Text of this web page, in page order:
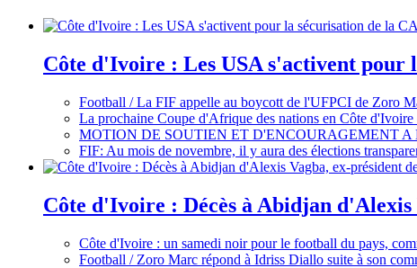
Côte d'Ivoire : Les USA s'activent pour
Football / La FIF appelle au boycott de l'UFPCI de Zoro
La prochaine Coupe d'Afrique des nations en Côte
MOTION DE SOUTIEN ET D'ENCOURAGEMENT
FIF: Au mois de novembre, il y aura des élections
Côte d'Ivoire : Décès à Abidjan
Côte d'Ivoire : un samedi noir pour le football du pays,
Football / Zoro Marc répond à Idriss Diallo suite à son